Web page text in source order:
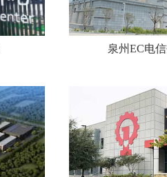
泉州EC电